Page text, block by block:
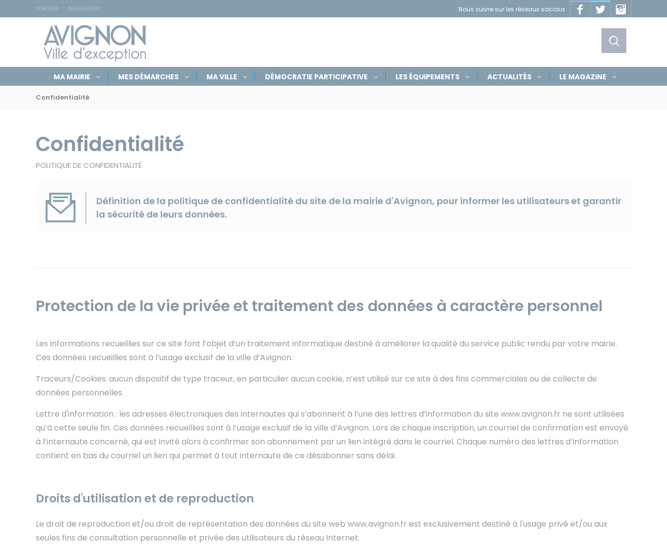
Accessibilité
CONTENU NAVIGATION
Afficher
le
Rechercher
sur
avignon.fr
Masquer
formulaire
de
recherche
Nous suivre sur les réseaux sociaux
Masquer
les
FacebookTwitterInstagram
Navigation
par
rubriques
MA MAIRIE MES DÉMARCHES MA VILLE DÉMOCRATIE PARTICIPATIVE LES ÉQUIPEMENTS ACTUALITÉS LE MAGAZINE
par
Confidentialité
Confidentialité
POLITIQUE DE CONFIDENTIALITÉ
Définition de la politique de confidentialité du site de la mairie d'Avignon, pour informer les utilisateurs et garantir
la sécurité de leurs données.
Protection de la vie privée et traitement des données à caractère personnel
Les informations recueillies sur ce site font l’objet d’un traitement informatique destiné à améliorer la qualité du service public rendu par votre mairie.
Ces données recueillies sont à l’usage exclusif de la ville d’Avignon.
Traceurs/Cookies: aucun dispositif de type traceur, en particulier aucun cookie, n’est utilisé sur ce site à des fins commerciales ou de collecte de
données personnelles.
Lettre d'information : les adresses électroniques des internautes qui s’abonnent à l’une des lettres d’information du site www.avignon.fr ne sont utilisées
qu’à cette seule fin. Ces données recueillies sont à l’usage exclusif de la ville d’Avignon. Lors de chaque inscription, un courriel de confirmation est envoyé
à l’internaute concerné, qui est invité alors à confirmer son abonnement par un lien intégré dans le courriel. Chaque numéro des lettres d’information
contient en bas du courriel un lien qui permet à tout internaute de ce désabonner sans délai.
Droits d'utilisation et de reproduction
Le droit de reproduction et/ou droit de représentation des données du site web www.avignon.fr est exclusivement destiné à l'usage privé et/ou aux
seules fins de consultation personnelle et privée des utilisateurs du réseau Internet.